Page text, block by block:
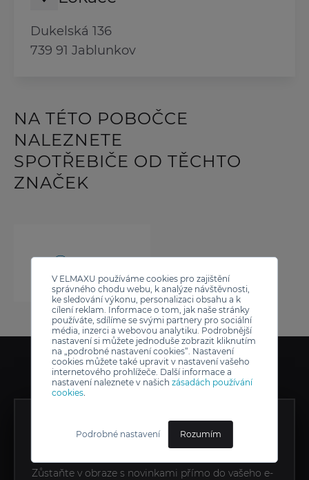
V ELMAXU používáme cookies pro zajištění
správného chodu webu, k analýze návštěvnosti,
ke sledování výkonu, personalizaci obsahu a k
cílení reklam. Informace o tom, jak naše stránky
používáte, sdílíme se svými partnery pro sociální
média, inzerci a webovou analytiku. Podrobnější
nastavení si můžete jednoduše zobrazit kliknutím
na „podrobné nastavení cookies“. Nastavení
cookies můžete také upravit v nastavení vašeho
internetového prohlížeče. Další informace a
nastavení naleznete v našich zásadách používání
cookies.
Podrobné nastavení Rozumím
Dukelská 136
739 91 Jablunkov
NA TÉTO POBOČCE
NALEZNETE
SPOTŘEBIČE OD TĚCHTO
ZNAČEK
ZÍSKEJTE EXKLUZIVNÍ
NOVINKY JAKO PRVNÍ
Zůstaňte v obraze s novinkami přímo do vašeho e-